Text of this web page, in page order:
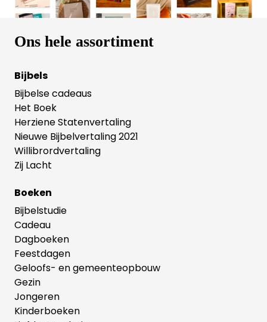
Ons hele assortiment
Bijbels
Bijbelse cadeaus
Het Boek
Herziene Statenvertaling
Nieuwe Bijbelvertaling 2021
Willibrordvertaling
Zij Lacht
Boeken
Bijbelstudie
Cadeau
Dagboeken
Feestdagen
Geloofs- en gemeenteopbouw
Gezin
Jongeren
Kinderboeken